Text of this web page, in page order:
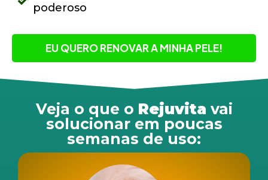
poderoso
EU QUERO RENOVAR A MINHA PELE!
Veja o que o Rejuvita vai
solucionar em poucas
semanas de uso: